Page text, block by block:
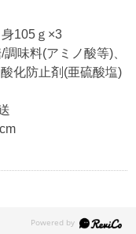
105ｇ×3
味料(アミノ酸等)、
化防止剤(亜硫酸塩)